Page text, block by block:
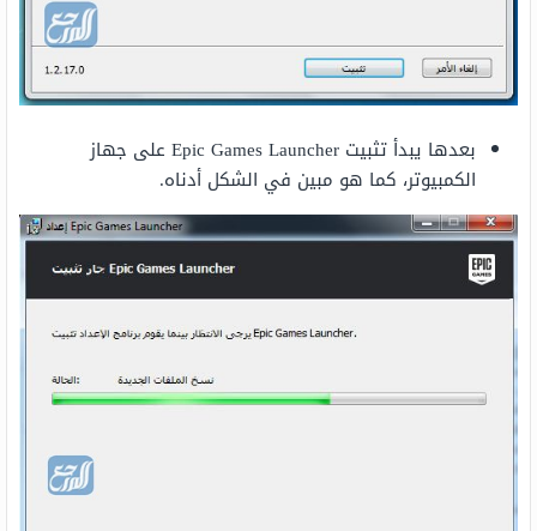
بعدها يبدأ تثبيت Epic Games Launcher على جهاز
الكمبيوتر، كما هو مبين في الشكل أدناه.